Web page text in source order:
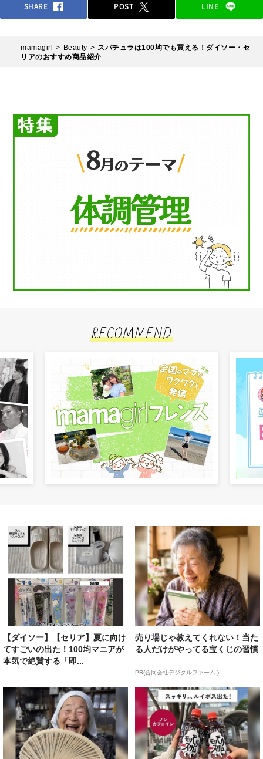
SHARE POST LINE
mamagirl Beauty
スパチュラは100均でも買える！ダイソー・セ
リアのおすすめ商品紹介
RECOMMEND
【ダイソー】【セリア】夏に向け
てすごいの出た！100均マニアが
本気で絶賛する「即...
売り場じゃ教えてくれない！当た
る人だけがやってる宝くじの習慣
PR(合同会社デジタルファーム )